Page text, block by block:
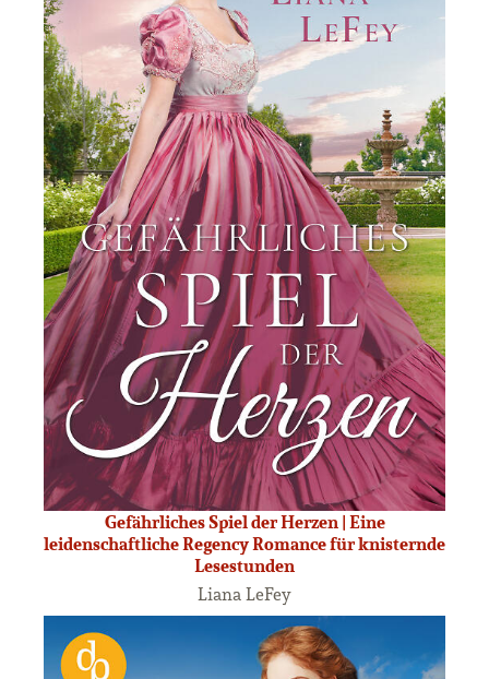
Gefährliches Spiel der Herzen | Eine
leidenschaftliche Regency Romance für knisternde
Lesestunden
Liana LeFey